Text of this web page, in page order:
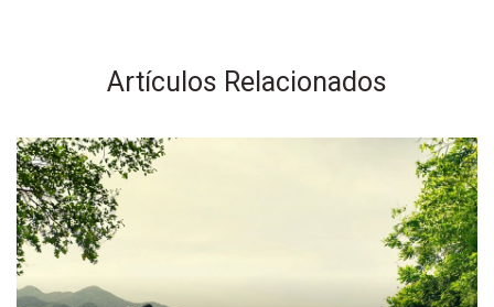
Artículos Relacionados